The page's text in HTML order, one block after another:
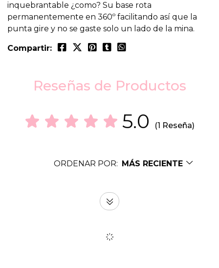
inquebrantable ¿como? Su base rota
permanentemente en 360º facilitando así que la
punta gire y no se gaste solo un lado de la mina.
Compartir:
Reseñas de Productos
5.0 (1 Reseña)
ORDENAR POR: MÁS RECIENTE